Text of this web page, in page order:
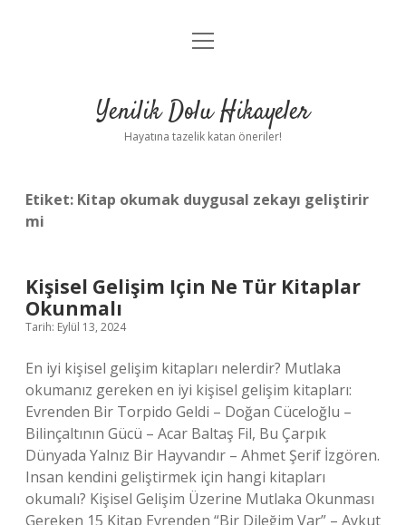
Anasayfa
Yasal Uyarı
menüyü
Yenilik Dolu Hikayeler
Hayatına tazelik katan öneriler!
Etiket: Kitap okumak duygusal zekayı geliştirir
mi
Kişisel Gelişim Için Ne Tür Kitaplar
Okunmalı
Tarih: Eylül 13, 2024
En iyi kişisel gelişim kitapları nelerdir? Mutlaka
okumanız gereken en iyi kişisel gelişim kitapları:
Evrenden Bir Torpido Geldi – Doğan Cüceloğlu –
Bilinçaltının Gücü – Acar Baltaş Fil, Bu Çarpık
Dünyada Yalnız Bir Hayvandır – Ahmet Şerif İzgören.
Insan kendini geliştirmek için hangi kitapları
okumalı? Kişisel Gelişim Üzerine Mutlaka Okunması
Gereken 15 Kitap Evrenden “Bir Dileğim Var” – Aykut